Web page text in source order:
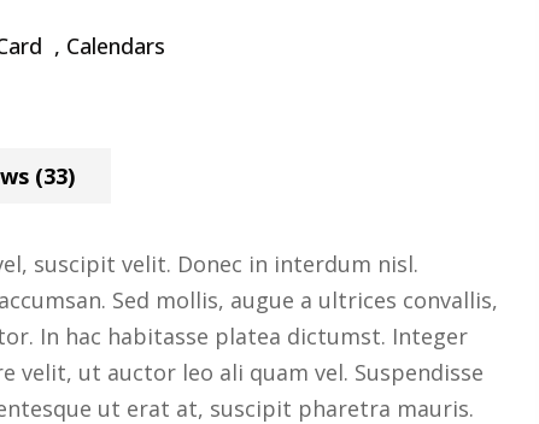
, Calendars
(33)
suscipit velit. Donec in interdum nisl.
Sed mollis, augue a ultrices convallis,
In hac habitasse platea dictumst. Integer
velit, ut auctor leo ali quam vel. Suspendisse
ut erat at, suscipit pharetra mauris.